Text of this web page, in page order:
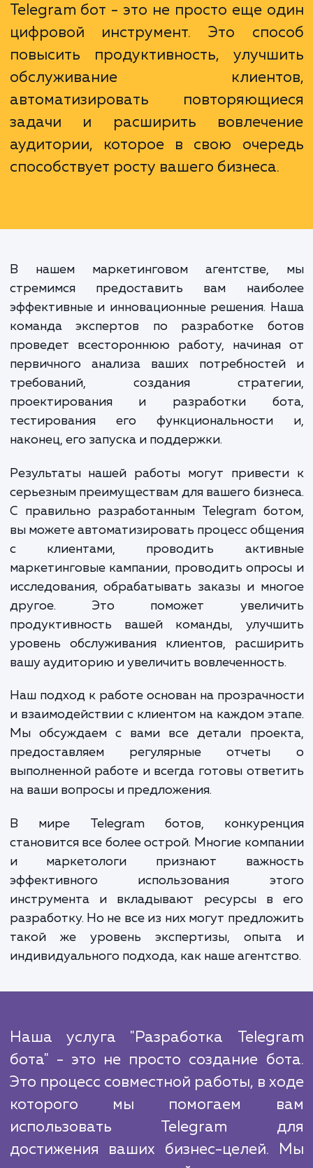
бизнес-стратегии. Мы
индивидуальному подходу к каждому
и всегда учитываем ваши
потребности и цели.
Telegram бот - это не просто еще
автоматизировать
задачи и расширить
аудитории, которое в свою
способствует росту вашего бизнеса.
В нашем маркетинговом
стремимся предоставить вам
эффективные и инновационные решения.
команда экспертов по разработке
проведет всестороннюю работу,
первичного анализа ваших
требований, создания
проектирования и разработки
тестирования его
наконец, его запуска и поддержки.
серьезным преимуществам для вашего
С правильно разработанным Telegram
вы можете автоматизировать процесс
с клиентами, проводить
маркетинговые кампании, проводить
исследования, обрабатывать заказы и
другое. Это поможет
продуктивность вашей команды,
уровень обслуживания клиентов,
вашу аудиторию и увеличить
Наш подход к работе основан на
и взаимодействии с клиентом на каждом
Мы обсуждаем с вами все детали
на ваши вопросы и предложения.
В мире Telegram ботов,
становится все более острой. Многие
и маркетологи признают
эффективного использования
инструмента и вкладывают ресурсы в